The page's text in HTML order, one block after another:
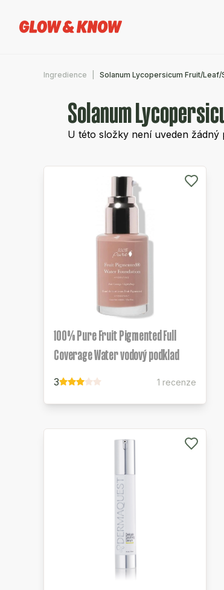
Ingredience Solanum Lycopersicum Fruit/Leaf/
Solanum
U této složky není uveden žádný
100% Pure Fruit Pigmented Full
Coverage Water vodový podklad
3 1 recenze